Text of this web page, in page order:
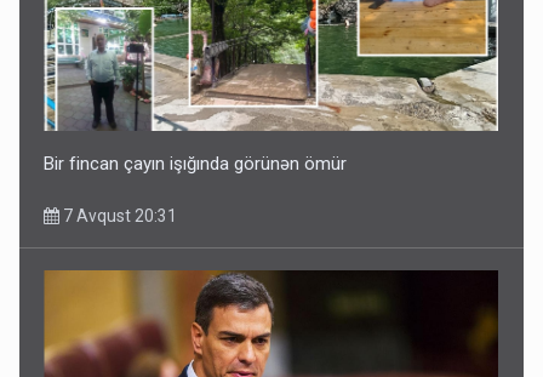
Bir fincan çayın işığında görünən ömür
7 Avqust 20:31